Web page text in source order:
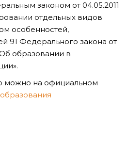
законом от 04.05.2011
отдельных видов
особенностей,
91 Федерального закона от
образовании в
можно на официальном